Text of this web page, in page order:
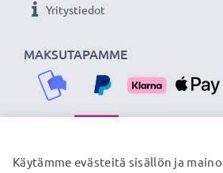
MAKSUTAPAMME
Yritystiedot
TOIMITUSKUMPPANIMME
Käytämme evästeitä sisällön ja